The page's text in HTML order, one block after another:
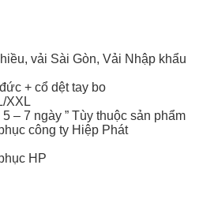
vải Sài Gòn, Vải Nhập khẩu
+ cổ dệt tay bo
XXL
– 7 ngày ” Tùy thuộc sản phẩm
công ty Hiệp Phát
HP